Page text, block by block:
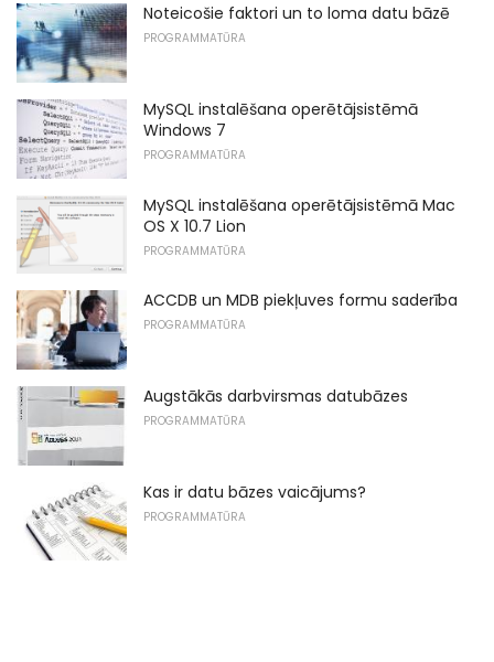
Noteicošie faktori un to loma datu bāzē
PROGRAMMATŪRA
MySQL instalēšana operētājsistēmā
Windows 7
PROGRAMMATŪRA
MySQL instalēšana operētājsistēmā Mac
OS X 10.7 Lion
PROGRAMMATŪRA
ACCDB un MDB piekļuves formu saderība
PROGRAMMATŪRA
Augstākās darbvirsmas datubāzes
PROGRAMMATŪRA
Kas ir datu bāzes vaicājums?
PROGRAMMATŪRA